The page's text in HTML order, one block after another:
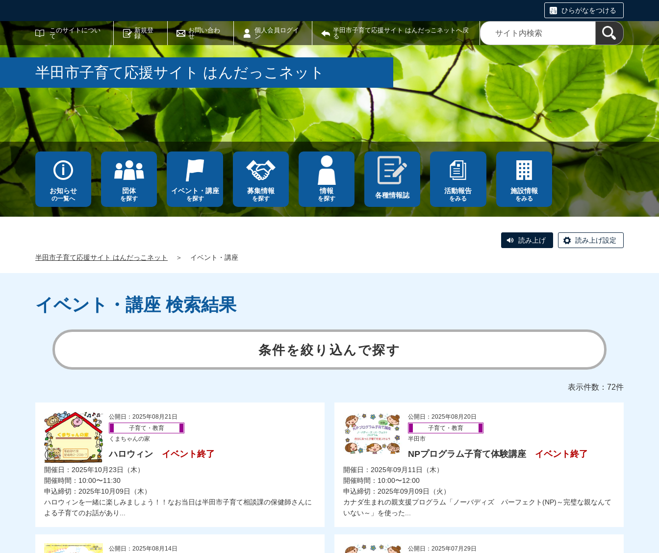
ひらがなをつける
このサイトについ
て
新規登
録
お問い合わ
せ
個人会員ログイ
ン
半田市子育て応援サイト はんだっこネットへ戻
る
サイト内検索
半田市子育て応援サイト はんだっこネット
お知らせ
の一覧へ
団体
を探す
イベント・講座
を探す
募集情報
を探す
情報
を探す 各種情報誌
活動報告
をみる
施設情報
をみる
読み上げ 読み上げ設定
半田市子育て応援サイト はんだっこネット ＞ イベント・講座
イベント・講座 検索結果
条件を絞り込んで探す
表示件数：72件
公開日：2025年08月21日
子育て・教育
くまちゃんの家
ハロウィン イベント終了
開催日：2025年10月23日（木）
開催時間：10:00〜11:30
申込締切：2025年10月09日（木）
ハロウィンを一緒に楽しみましょう！！なお当日は半田市子育て相談課の保健師さんに
よる子育てのお話があり...
公開日：2025年08月20日
子育て・教育
半田市
NPプログラム子育て体験講座 イベント終了
開催日：2025年09月11日（木）
開催時間：10:00〜12:00
申込締切：2025年09月09日（火）
カナダ生まれの親支援プログラム「ノーバディズ パーフェクト(NP)～完璧な親なんて
いない～」を使った...
公開日：2025年08月14日
公開日：2025年07月29日